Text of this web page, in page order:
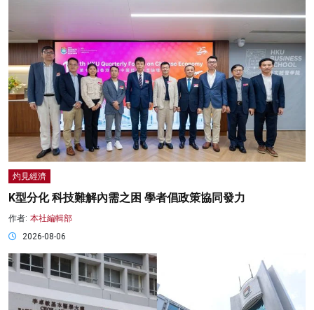
灼見經濟
K型分化 科技難解內需之困 學者倡政策協同發力
作者: 本社編輯部
2026-08-06